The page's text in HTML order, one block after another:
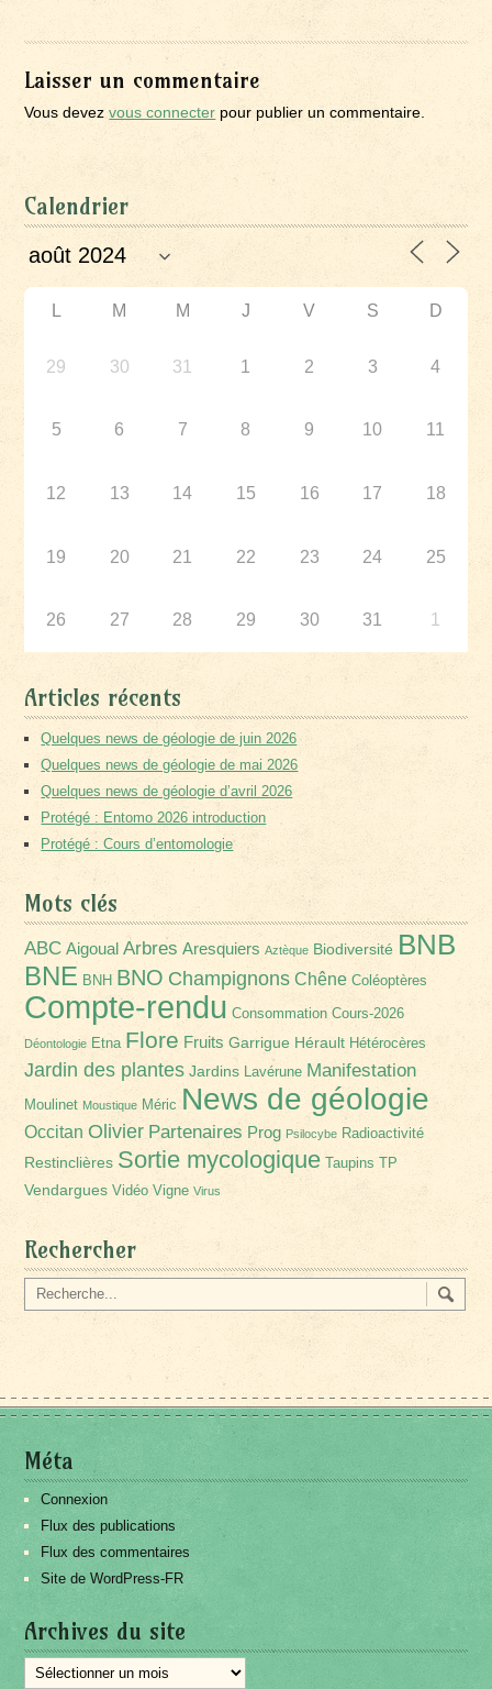
Laisser un commentaire
Vous devezvous connecter pour publier un commentaire.
Calendrier
L M M J V S D
29 30 31 1 2 3 4
5 6 7 8 9 10 11
12 13 14 15 16 17 18
19 20 21 22 23 24 25
26 27 28 29 30 31 1
Articles récents
Quelques news de géologie de juin 2026
Quelques news de géologie de mai 2026
Quelques news de géologie d’avril 2026
Protégé : Entomo 2026 introduction
Protégé : Cours d’entomologie
Mots clés
ABC Aigoual Arbres Aresquiers Aztèque Biodiversité BNB
BNE BNH BNO Champignons Chêne Coléoptères
Compte-rendu Consommation Cours-2026
Déontologie Etna Flore Fruits Garrigue Hérault Hétérocères
Jardin des plantes Jardins Lavérune Manifestation
Moulinet Moustique Méric News de géologie
Occitan Olivier Partenaires Prog Psilocybe Radioactivité
Restinclières Sortie mycologique Taupins TP
Vendargues Vidéo Vigne Virus
Rechercher
Méta
Connexion
Flux des publications
Flux des commentaires
Site de WordPress-FR
Archives du site
Archives